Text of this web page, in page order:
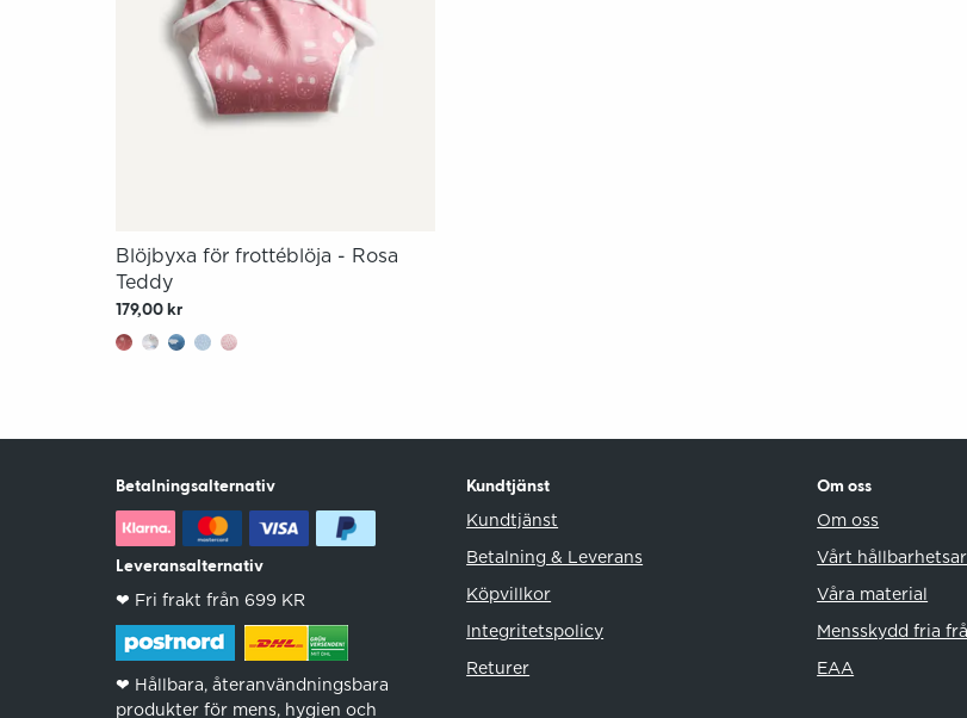
Blöjbyxa för frottéblöja - Rosa
Teddy
179,00 kr
Betalningsalternativ
Leveransalternativ
❤︎ Fri frakt från 699 KR
❤︎ Hållbara, återanvändningsbara
produkter för mens, hygien och
Kundtjänst
Kundtjänst
Betalning & Leverans
Köpvillkor
Integritetspolicy
Returer
Om oss
Om oss
Vårt
Våra material
Mensskydd fria
EAA